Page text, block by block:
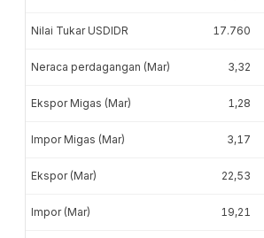
Nilai Tukar USDIDR 17.760
Neraca perdagangan (Mar) 3,32
Ekspor Migas (Mar) 1,28
Impor Migas (Mar) 3,17
Ekspor (Mar) 22,53
Impor (Mar) 19,21